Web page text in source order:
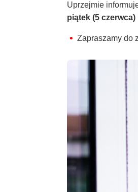
Uprzejmie
piątek (5
Zapraszamy do